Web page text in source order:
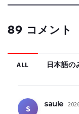
89 コメント
ALL 日本語の
S saule